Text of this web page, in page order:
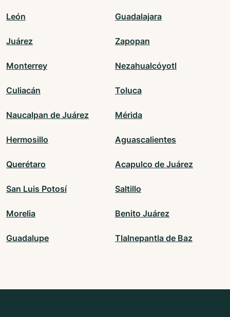
León Guadalajara
Juárez Zapopan
Monterrey Nezahualcóyotl
Culiacán Toluca
Naucalpan de Juárez Mérida
Hermosillo Aguascalientes
Querétaro Acapulco de Juárez
San Luis Potosí Saltillo
Morelia Benito Juárez
Guadalupe Tlalnepantla de Baz